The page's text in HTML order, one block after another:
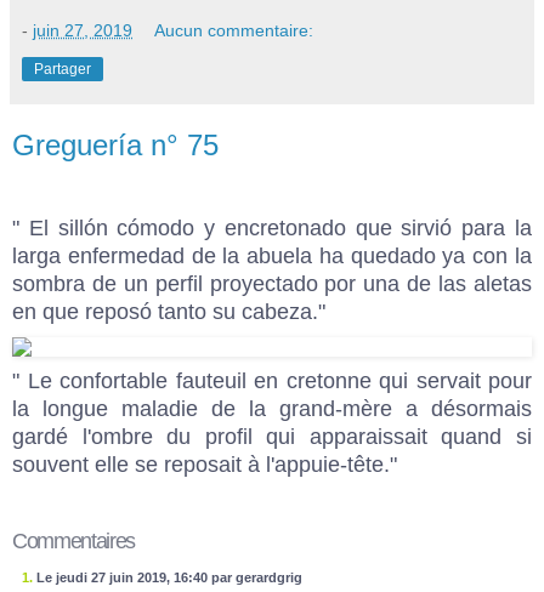
- juin 27, 2019 Aucun commentaire:
Partager
Greguería n° 75
" El sillón cómodo y encretonado que sirvió para la
larga enfermedad de la abuela ha quedado ya con la
sombra de un perfil proyectado por una de las aletas
en que reposó tanto su cabeza."
" Le confortable fauteuil en cretonne qui servait pour
la longue maladie de la grand-mère a désormais
gardé l'ombre du profil qui apparaissait quand si
souvent elle se reposait à l'appuie-tête."
Commentaires
1. Le jeudi 27 juin 2019, 16:40 par gerardgrig